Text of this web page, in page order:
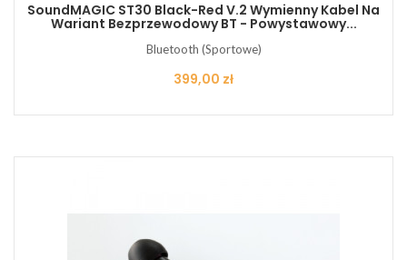
SoundMAGIC ST30 Black-Red V.2 Wymienny Kabel Na
Wariant Bezprzewodowy BT - Powystawowy...
Bluetooth (Sportowe)
Cena
399,00 zł